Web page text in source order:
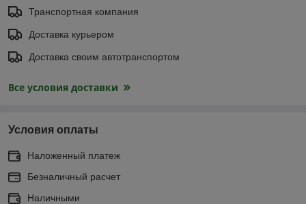
Транспортная компания
Доставка курьером
Доставка своим автотранспортом
Все условия доставки
Условия оплаты
Наложенный платеж
Безналичный расчет
Наличными